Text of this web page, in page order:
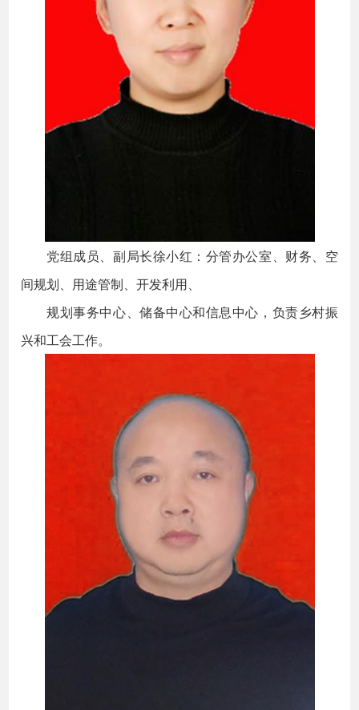
党组成员、副局长徐小红：分管办公室、财务、空
间规划、用途管制、开发利用、
规划事务中心、储备中心和信息中心，负责乡村振
兴和工会工作。